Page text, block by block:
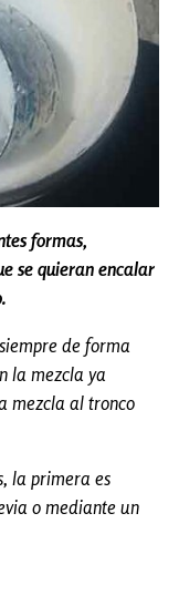
formas,
se quieran encalar
de forma
la mezcla ya
mezcla al tronco
la primera es
o mediante un